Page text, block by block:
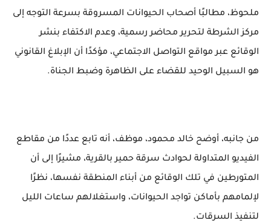
ملحوظ، مطالبًا أصحاب الحيوانات المسروقة بسرعة التوجه إلى
مركز الشرطة لتحرير محاضر رسمية، وعدم الاكتفاء بنشر
الوقائع عبر مواقع التواصل الاجتماعي، مؤكدًا أن الإبلاغ القانوني
هو السبيل الوحيد للقضاء على الظاهرة وضبط الجناة.
من جانبه، أوضح خالد محمود، موظف، أنه تابع عددًا من مقاطع
الفيديو المتداولة لحوادث سرقة حمير بالقرية، مشيرًا إلى أن
المتورطين في تلك الوقائع من أبناء المنطقة نفسها، نظرًا
لإلمامهم بأماكن تواجد الحيوانات، واستغلالهم ساعات الليل
لتنفيذ السرقات.